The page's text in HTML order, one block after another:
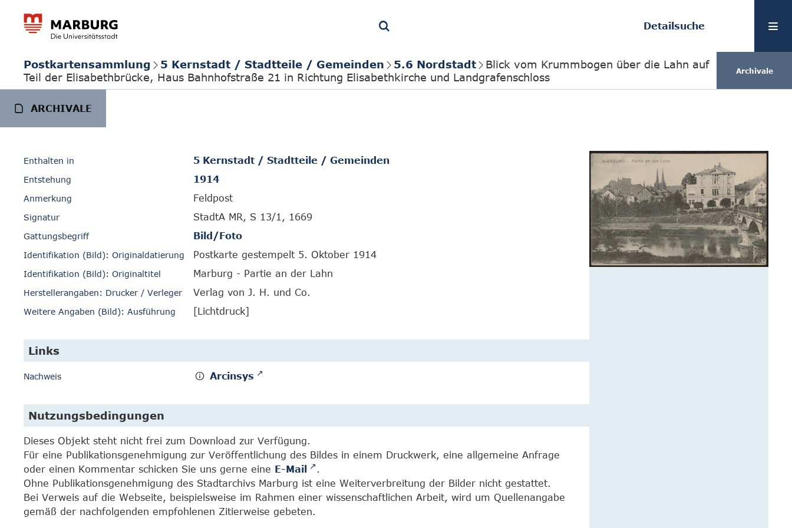
Detailsuche
Postkartensammlung 5 Kernstadt / Stadtteile / Gemeinden 5.6 Nordstadt
Blick vom Krummbogen über die Lahn auf
Teil der Elisabethbrücke, Haus Bahnhofstraße 21 in Richtung Elisabethkirche und Landgrafenschloss
Archivale
ARCHIVALE
Enthalten in 5 Kernstadt / Stadtteile / Gemeinden
Entstehung 1914
Anmerkung Feldpost
Signatur StadtA MR, S 13/1, 1669
Gattungsbegriff Bild/Foto
Identifikation (Bild): Originaldatierung Postkarte gestempelt 5. Oktober 1914
Identifikation (Bild): Originaltitel Marburg - Partie an der Lahn
Herstellerangaben: Drucker / Verleger Verlag von J. H. und Co.
Weitere Angaben (Bild): Ausführung [Lichtdruck]
Links
Nachweis Arcinsys
Nutzungsbedingungen
Dieses Objekt steht nicht frei zum Download zur Verfügung.
Für eine Publikationsgenehmigung zur Veröffentlichung des Bildes in einem Druckwerk, eine allgemeine Anfrage
oder einen Kommentar schicken Sie uns gerne eine E-Mail
.
Ohne Publikationsgenehmigung des Stadtarchivs Marburg ist eine Weiterverbreitung der Bilder nicht gestattet.
Bei Verweis auf die Webseite, beispielsweise im Rahmen einer wissenschaftlichen Arbeit, wird um Quellenangabe
gemäß der nachfolgenden empfohlenen Zitierweise gebeten.